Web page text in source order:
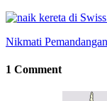
Nikmati
1 Comment